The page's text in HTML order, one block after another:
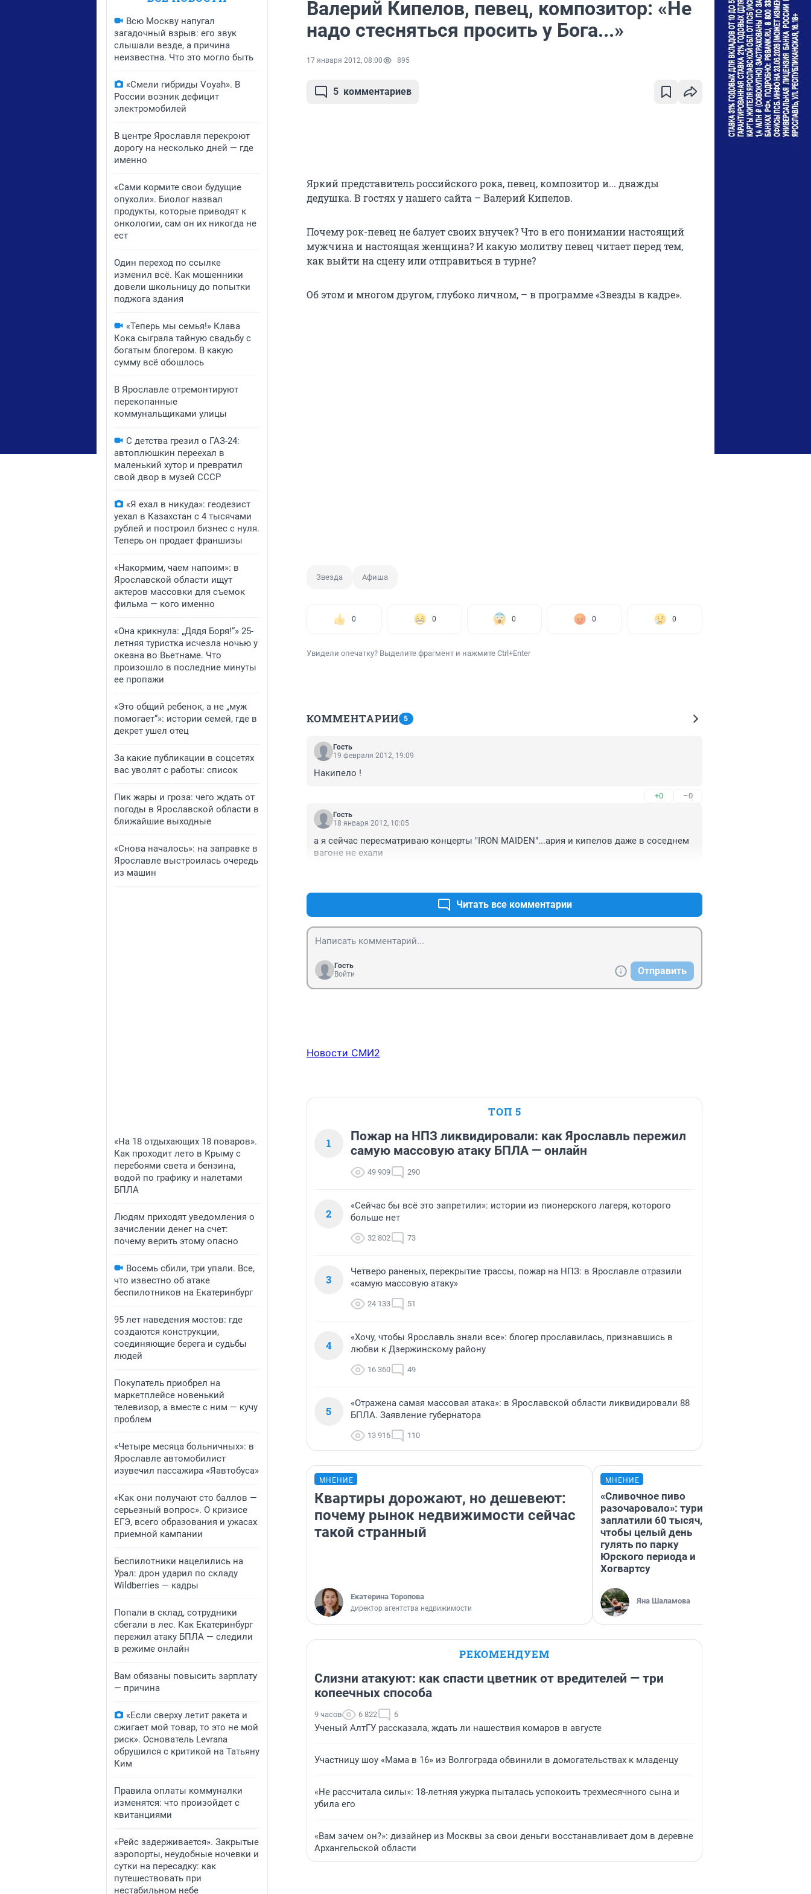
Всю Москву напугал
загадочный взрыв: его звук
слышали везде, а причина
неизвестна. Что это могло быть
«Смели гибриды Voyah». В
России возник дефицит
электромобилей
В центре Ярославля перекроют
дорогу на несколько дней — где
именно
«Сами кормите свои будущие
опухоли». Биолог назвал
продукты, которые приводят к
онкологии, сам он их никогда не
ест
Один переход по ссылке
изменил всё. Как мошенники
довели школьницу до попытки
поджога здания
«Теперь мы семья!» Клава
Кока сыграла тайную свадьбу с
богатым блогером. В какую
сумму всё обошлось
В Ярославле отремонтируют
перекопанные
коммунальщиками улицы
С детства грезил о ГАЗ-24:
автоплюшкин переехал в
маленький хутор и превратил
свой двор в музей СССР
«Я ехал в никуда»: геодезист
уехал в Казахстан с 4 тысячами
рублей и построил бизнес с нуля.
Теперь он продает франшизы
«Накормим, чаем напоим»: в
Ярославской области ищут
актеров массовки для съемок
фильма — кого именно
«Она крикнула: „Дядя Боря!“» 25-
летняя туристка исчезла ночью у
океана во Вьетнаме. Что
произошло в последние минуты
ее пропажи
«Это общий ребенок, а не „муж
помогает“»: истории семей, где в
декрет ушел отец
За какие публикации в соцсетях
вас уволят с работы: список
Пик жары и гроза: чего ждать от
погоды в Ярославской области в
ближайшие выходные
«Снова началось»: на заправке в
Ярославле выстроилась очередь
из машин
«На 18 отдыхающих 18 поваров».
Как проходит лето в Крыму с
перебоями света и бензина,
водой по графику и налетами
БПЛА
Людям приходят уведомления о
зачислении денег на счет:
почему верить этому опасно
Восемь сбили, три упали. Все,
что известно об атаке
беспилотников на Екатеринбург
95 лет наведения мостов: где
создаются конструкции,
соединяющие берега и судьбы
людей
Покупатель приобрел на
маркетплейсе новенький
телевизор, а вместе с ним — кучу
проблем
«Четыре месяца больничных»: в
Ярославле автомобилист
изувечил пассажира «Яавтобуса»
«Как они получают сто баллов —
серьезный вопрос». О кризисе
ЕГЭ, всего образования и ужасах
приемной кампании
Беспилотники нацелились на
Урал: дрон ударил по складу
Wildberries — кадры
Попали в склад, сотрудники
сбегали в лес. Как Екатеринбург
пережил атаку БПЛА — следили
в режиме онлайн
Вам обязаны повысить зарплату
— причина
«Если сверху летит ракета и
сжигает мой товар, то это не мой
риск». Основатель Levrana
обрушился с критикой на Татьяну
Ким
Правила оплаты коммуналки
изменятся: что произойдет с
квитанциями
«Рейс задерживается». Закрытые
аэропорты, неудобные ночевки и
сутки на пересадку: как
путешествовать при
нестабильном небе
Валерий Кипелов, певец, композитор: «Не
надо стесняться просить у Бога...»
17 января 2012, 08:00 895
5 комментариев
Яркий представитель российского рока, певец, композитор и... дважды
дедушка. В гостях у нашего сайта – Валерий Кипелов.
Почему рок-певец не балует своих внучек? Что в его понимании настоящий
мужчина и настоящая женщина? И какую молитву певец читает перед тем,
как выйти на сцену или отправиться в турне?
Об этом и многом другом, глубоко личном, – в программе «Звезды в кадре».
Звезда Афиша
0 0 0 0 0
Увидели опечатку? Выделите фрагмент и нажмите Ctrl+Enter
КОММЕНТАРИИ 5
Гость
19 февраля 2012, 19:09
Накипело !
+0 –0
Гость
18 января 2012, 10:05
а я сейчас пересматриваю концерты "IRON MAIDEN"...ария и кипелов даже в соседнем
вагоне не ехали
Читать все комментарии
Гость
Войти
Отправить
Новости СМИ2
ТОП 5
1
Пожар на НПЗ ликвидировали: как Ярославль пережил
самую массовую атаку БПЛА — онлайн
49 909 290
2
«Сейчас бы всё это запретили»: истории из пионерского лагеря, которого
больше нет
32 802 73
3
Четверо раненых, перекрытие трассы, пожар на НПЗ: в Ярославле отразили
«самую массовую атаку»
24 133 51
4
«Хочу, чтобы Ярославль знали все»: блогер прославилась, признавшись в
любви к Дзержинскому району
16 360 49
5
«Отражена самая массовая атака»: в Ярославской области ликвидировали 88
БПЛА. Заявление губернатора
13 916 110
МНЕНИЕ
Квартиры дорожают, но дешевеют:
почему рынок недвижимости сейчас
такой странный
Екатерина Торопова
директор агентства недвижимости
МНЕНИЕ
«Сливочное пиво
разочаровало»: туристы
заплатили 60 тысяч,
чтобы целый день
гулять по парку
Юрского периода и
Хогвартсу
Яна Шаламова
РЕКОМЕНДУЕМ
Слизни атакуют: как спасти цветник от вредителей — три
копеечных способа
9 часов 6 822 6
Ученый АлтГУ рассказала, ждать ли нашествия комаров в августе
Участницу шоу «Мама в 16» из Волгограда обвинили в домогательствах к младенцу
«Не рассчитала силы»: 18-летняя ужурка пыталась успокоить трехмесячного сына и
убила его
«Вам зачем он?»: дизайнер из Москвы за свои деньги восстанавливает дом в деревне
Архангельской области